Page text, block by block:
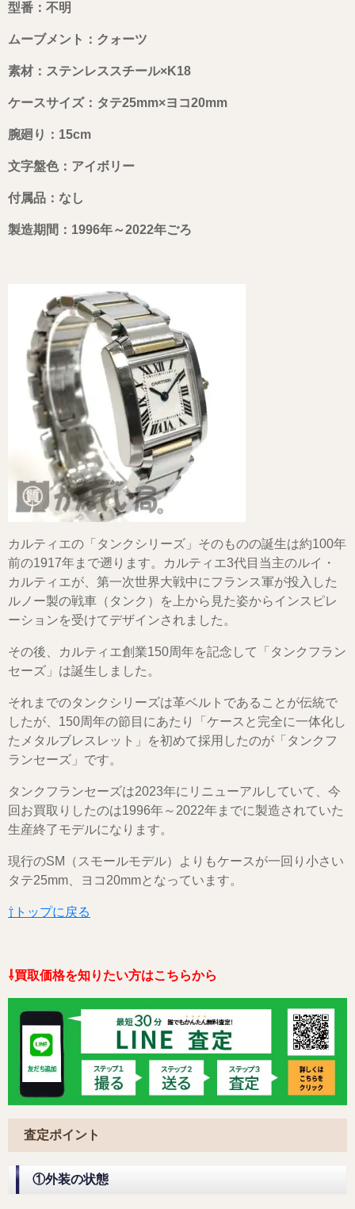
型番：不明
ムーブメント：クォーツ
素材：ステンレススチール×K18
ケースサイズ：タテ25mm×ヨコ20mm
腕廻り：15cm
文字盤色：アイボリー
付属品：なし
製造期間：1996年～2022年ごろ
カルティエの「タンクシリーズ」そのものの誕生は約100年
前の1917年まで遡ります。
カルティエ3代目当主のルイ・
カルティエが、第一次世界大戦中にフランス軍が投入した
ルノー製の戦車（タンク）を上から見た姿からインスピレ
ーションを受けてデザインされました。
その後、カルティエ創業150周年を記念して「タンクフラン
セーズ」は誕生しました。
それまでのタンクシリーズは革ベルトであることが伝統で
したが、150周年の節目にあたり「ケースと完全に一体化し
たメタルブレスレット」を初めて採用したのが「タンクフ
ランセーズ」です。
タンクフランセーズは2023年にリニューアルしていて、今
回お買取りしたのは1996年～2022年までに製造されていた
生産終了モデルになります。
現行のSM（スモールモデル）よりもケースが一回り小さい
タテ25mm、ヨコ20mmとなっています。
⇧トップに戻る
⇩買取価格を知りたい方はこちらから
査定ポイント
①外装の状態